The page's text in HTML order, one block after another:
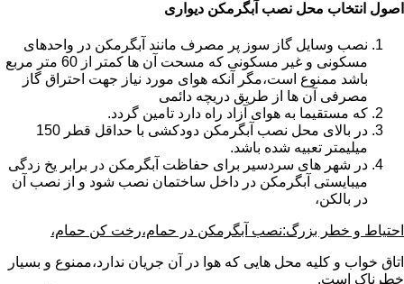
اصول انتخاب محل نصب آبگرمکن دیواری
نصب وسایل گاز سوز پر مصرف مانند آبگرمکن در واحدهای
مسکونی و غیر مسکونی که مسحت آن ها کمتر از 60 متر مربع
باشد ممنوع است،مگر آنکه هوای مورد نیاز جهت احتراق گاز
مصرفی آن ها از طریق دریچه دائمی
که مستقیما به هوای آزاد راه دارد تامین گردد.
در بالای محل نصب آبگرمکن دودکشی با حداقل قطر 150
میلیمتر تعبیه شده باشد.
در شهر های سردسیر برای حفاظت آبگرمکن در برابر یخ زدگی
میبایستی آبگرمکن در داخل ساختمان نصب شود و از نصب آن
در بالکن،
احتیاط و خطر بزرگ:نصب آبگرمکن در حمام،رخت کن حمام،
اتاق خواب و کلیه محل هایی که هوا در آن جریان ندارد،ممنوع و بسیار
خطرناک است.